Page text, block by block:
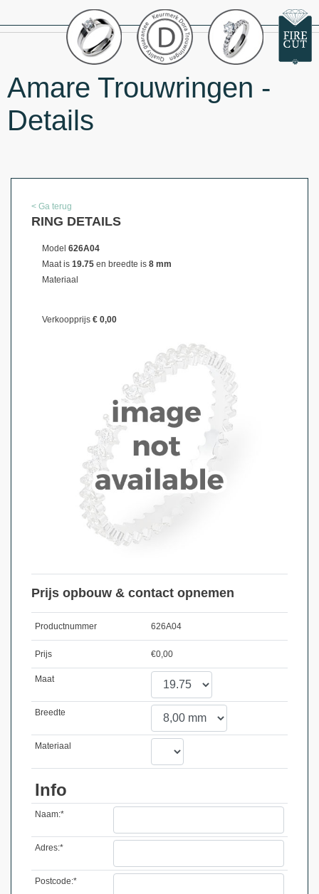
Amare Trouwringen -
Details
< Ga terug
RING DETAILS
Model 626A04
Maat is 19.75 en breedte is 8 mm
Materiaal
Verkoopprijs € 0,00
Prijs opbouw & contact opnemen
Productnummer 626A04
Prijs €0,00
Maat
Breedte
Materiaal
Info
Naam:*
Adres:*
Postcode:*